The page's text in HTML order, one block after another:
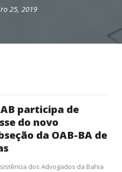
25, 2019
participa de
do novo
da OAB-BA de
dos Advogados da Bahia